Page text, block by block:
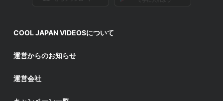
COOL JAPAN VIDEOSについて
運営からのお知らせ
運営会社